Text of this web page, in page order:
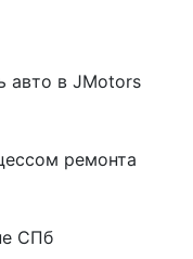
авто в JMotors
ремонта
СПб